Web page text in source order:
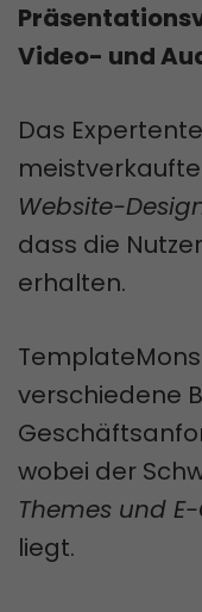
Video- und
Das
Website-
dass die
erhalten.
verschiedene
wobei der
Themes und
liegt.